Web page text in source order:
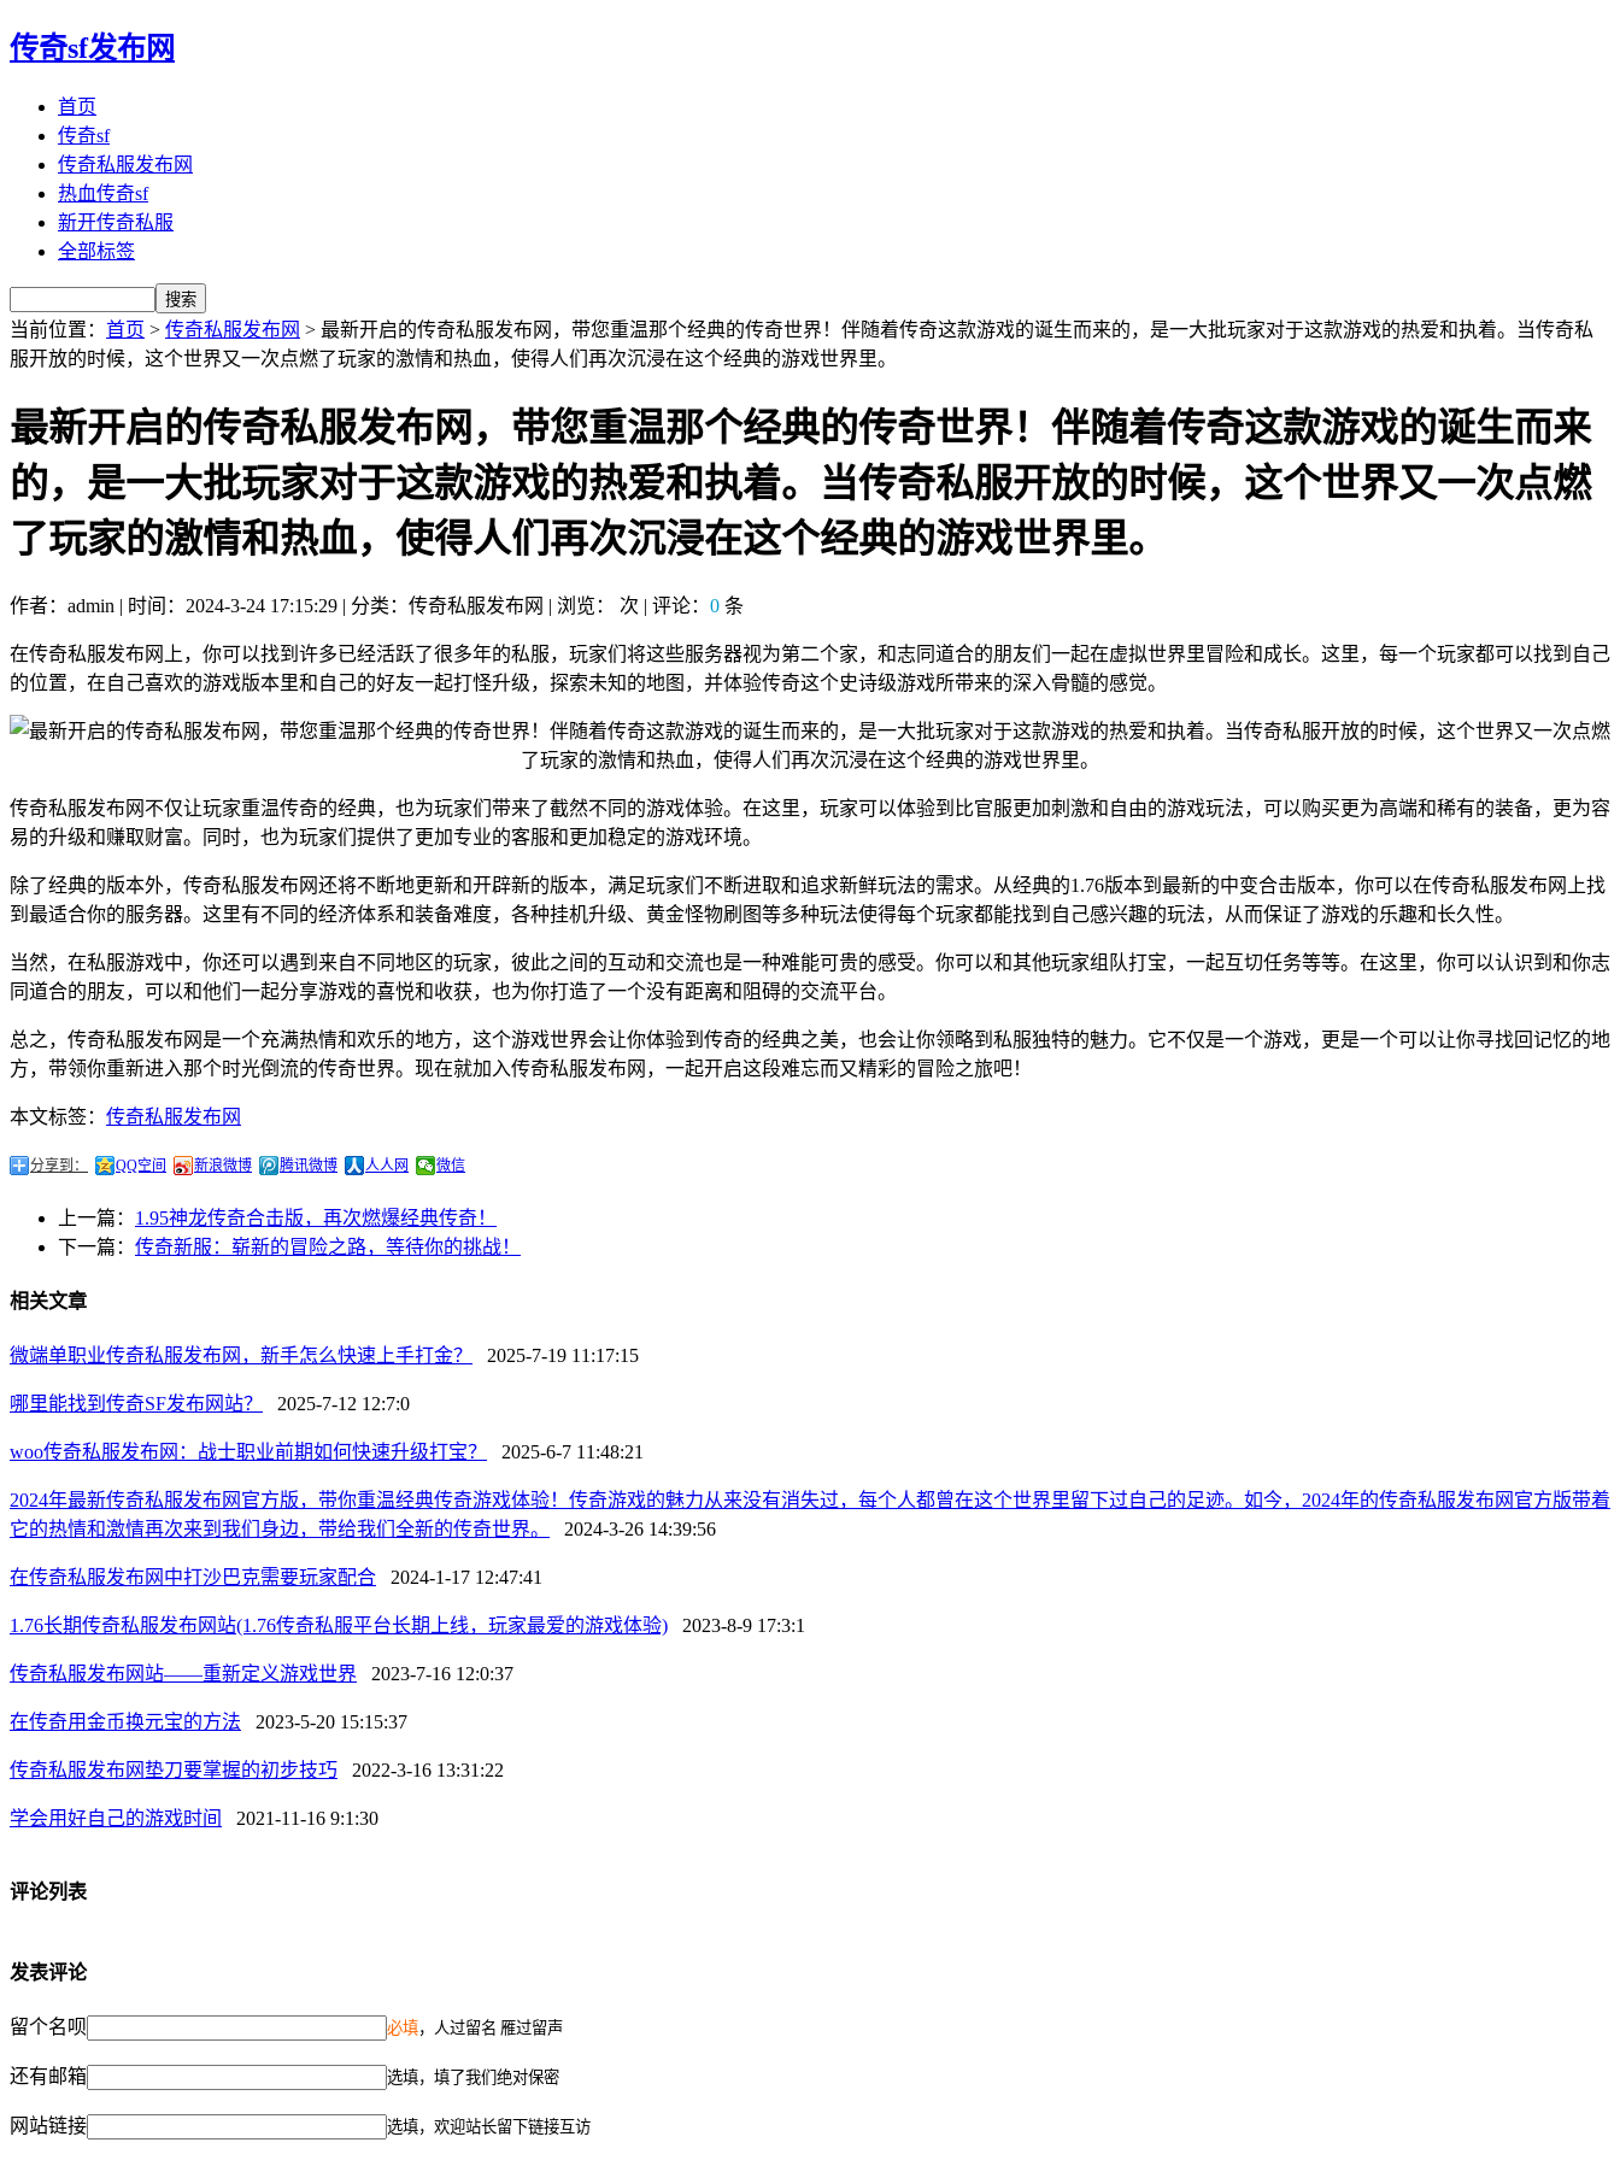
传奇sf发布网
首页
传奇sf
传奇私服发布网
热血传奇sf
新开传奇私服
全部标签
当前位置： 首页 > 传奇私服发布网 > 最新开启的传奇私服发布网，带您重温那个经典的传奇世界！伴随着传奇这款游戏的诞生而来的，是一大批玩家对于这款游戏的热爱和执着。当传奇私
服开放的时候，这个世界又一次点燃了玩家的激情和热血，使得人们再次沉浸在这个经典的游戏世界里。
最新开启的传奇私服发布网，带您重温那个经典的传奇世界！伴随着传奇这款游戏的诞生而来
的，是一大批玩家对于这款游戏的热爱和执着。当传奇私服开放的时候，这个世界又一次点燃
了玩家的激情和热血，使得人们再次沉浸在这个经典的游戏世界里。
作者：admin | 时间：2024-3-24 17:15:29 | 分类：传奇私服发布网 | 浏览： 次 | 评论： 0 条
在传奇私服发布网上，你可以找到许多已经活跃了很多年的私服，玩家们将这些服务器视为第二个家，和志同道合的朋友们一起在虚拟世界里冒险和成长。这里，每一个玩家都可以找到自己
的位置，在自己喜欢的游戏版本里和自己的好友一起打怪升级，探索未知的地图，并体验传奇这个史诗级游戏所带来的深入骨髓的感觉。
传奇私服发布网不仅让玩家重温传奇的经典，也为玩家们带来了截然不同的游戏体验。在这里，玩家可以体验到比官服更加刺激和自由的游戏玩法，可以购买更为高端和稀有的装备，更为容
易的升级和赚取财富。同时，也为玩家们提供了更加专业的客服和更加稳定的游戏环境。
除了经典的版本外，传奇私服发布网还将不断地更新和开辟新的版本，满足玩家们不断进取和追求新鲜玩法的需求。从经典的1.76版本到最新的中变合击版本，你可以在传奇私服发布网上找
到最适合你的服务器。这里有不同的经济体系和装备难度，各种挂机升级、黄金怪物刷图等多种玩法使得每个玩家都能找到自己感兴趣的玩法，从而保证了游戏的乐趣和长久性。
当然，在私服游戏中，你还可以遇到来自不同地区的玩家，彼此之间的互动和交流也是一种难能可贵的感受。你可以和其他玩家组队打宝，一起互切任务等等。在这里，你可以认识到和你志
同道合的朋友，可以和他们一起分享游戏的喜悦和收获，也为你打造了一个没有距离和阻碍的交流平台。
总之，传奇私服发布网是一个充满热情和欢乐的地方，这个游戏世界会让你体验到传奇的经典之美，也会让你领略到私服独特的魅力。它不仅是一个游戏，更是一个可以让你寻找回记忆的地
方，带领你重新进入那个时光倒流的传奇世界。现在就加入传奇私服发布网，一起开启这段难忘而又精彩的冒险之旅吧！
本文标签： 传奇私服发布网
分享到： QQ空间 新浪微博 腾讯微博 人人网 微信
上一篇： 1.95神龙传奇合击版，再次燃爆经典传奇！
下一篇： 传奇新服：崭新的冒险之路，等待你的挑战！
相关文章
微端单职业传奇私服发布网，新手怎么快速上手打金？ 2025-7-19 11:17:15
哪里能找到传奇SF发布网站？ 2025-7-12 12:7:0
woo传奇私服发布网：战士职业前期如何快速升级打宝？ 2025-6-7 11:48:21
2024年最新传奇私服发布网官方版，带你重温经典传奇游戏体验！传奇游戏的魅力从来没有消失过，每个人都曾在这个世界里留下过自己的足迹。如今，2024年的传奇私服发布网官方版带着
它的热情和激情再次来到我们身边，带给我们全新的传奇世界。
2024-3-26 14:39:56
在传奇私服发布网中打沙巴克需要玩家配合 2024-1-17 12:47:41
1.76长期传奇私服发布网站(1.76传奇私服平台长期上线，玩家最爱的游戏体验) 2023-8-9 17:3:1
传奇私服发布网站——重新定义游戏世界 2023-7-16 12:0:37
在传奇用金币换元宝的方法 2023-5-20 15:15:37
传奇私服发布网垫刀要掌握的初步技巧 2022-3-16 13:31:22
学会用好自己的游戏时间 2021-11-16 9:1:30
评论列表
发表评论
留个名呗 必填，人过留名 雁过留声
还有邮箱 选填，填了我们绝对保密
网站链接 选填，欢迎站长留下链接互访